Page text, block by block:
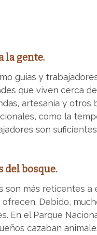
la gente.
guías y
que viven cerca
artesanía y otros
como la
son
del bosque.
son más reticentes a
Debido,
En el Parque
cazaban